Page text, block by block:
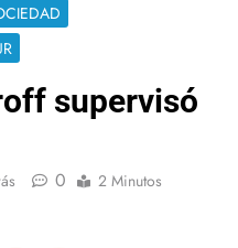
supervisó
0 2 Minutos